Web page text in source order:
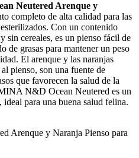
Neutered Arenque y
completo de alta calidad para las
Con un contenido
sin cereales, es un pienso fácil de
de grasas para mantener un peso
El arenque y las naranjas
pienso, son una fuente de
que favorecen la salud de la
N&D Ocean Neutered es un
para una buena salud felina.
Arenque y Naranja Pienso para